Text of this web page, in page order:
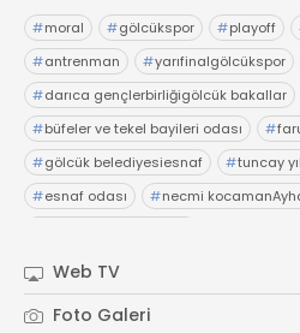
#moral #gölcükspor #playoff
#antrenman #yarıfinalgölcükspor
#darıca gençlerbirliğigölcük bakallar
#büfeler ve tekel bayileri odası #
#gölcük belediyesiesnaf #tuncay
#esnaf odası #necmi
Web TV
Foto Galeri